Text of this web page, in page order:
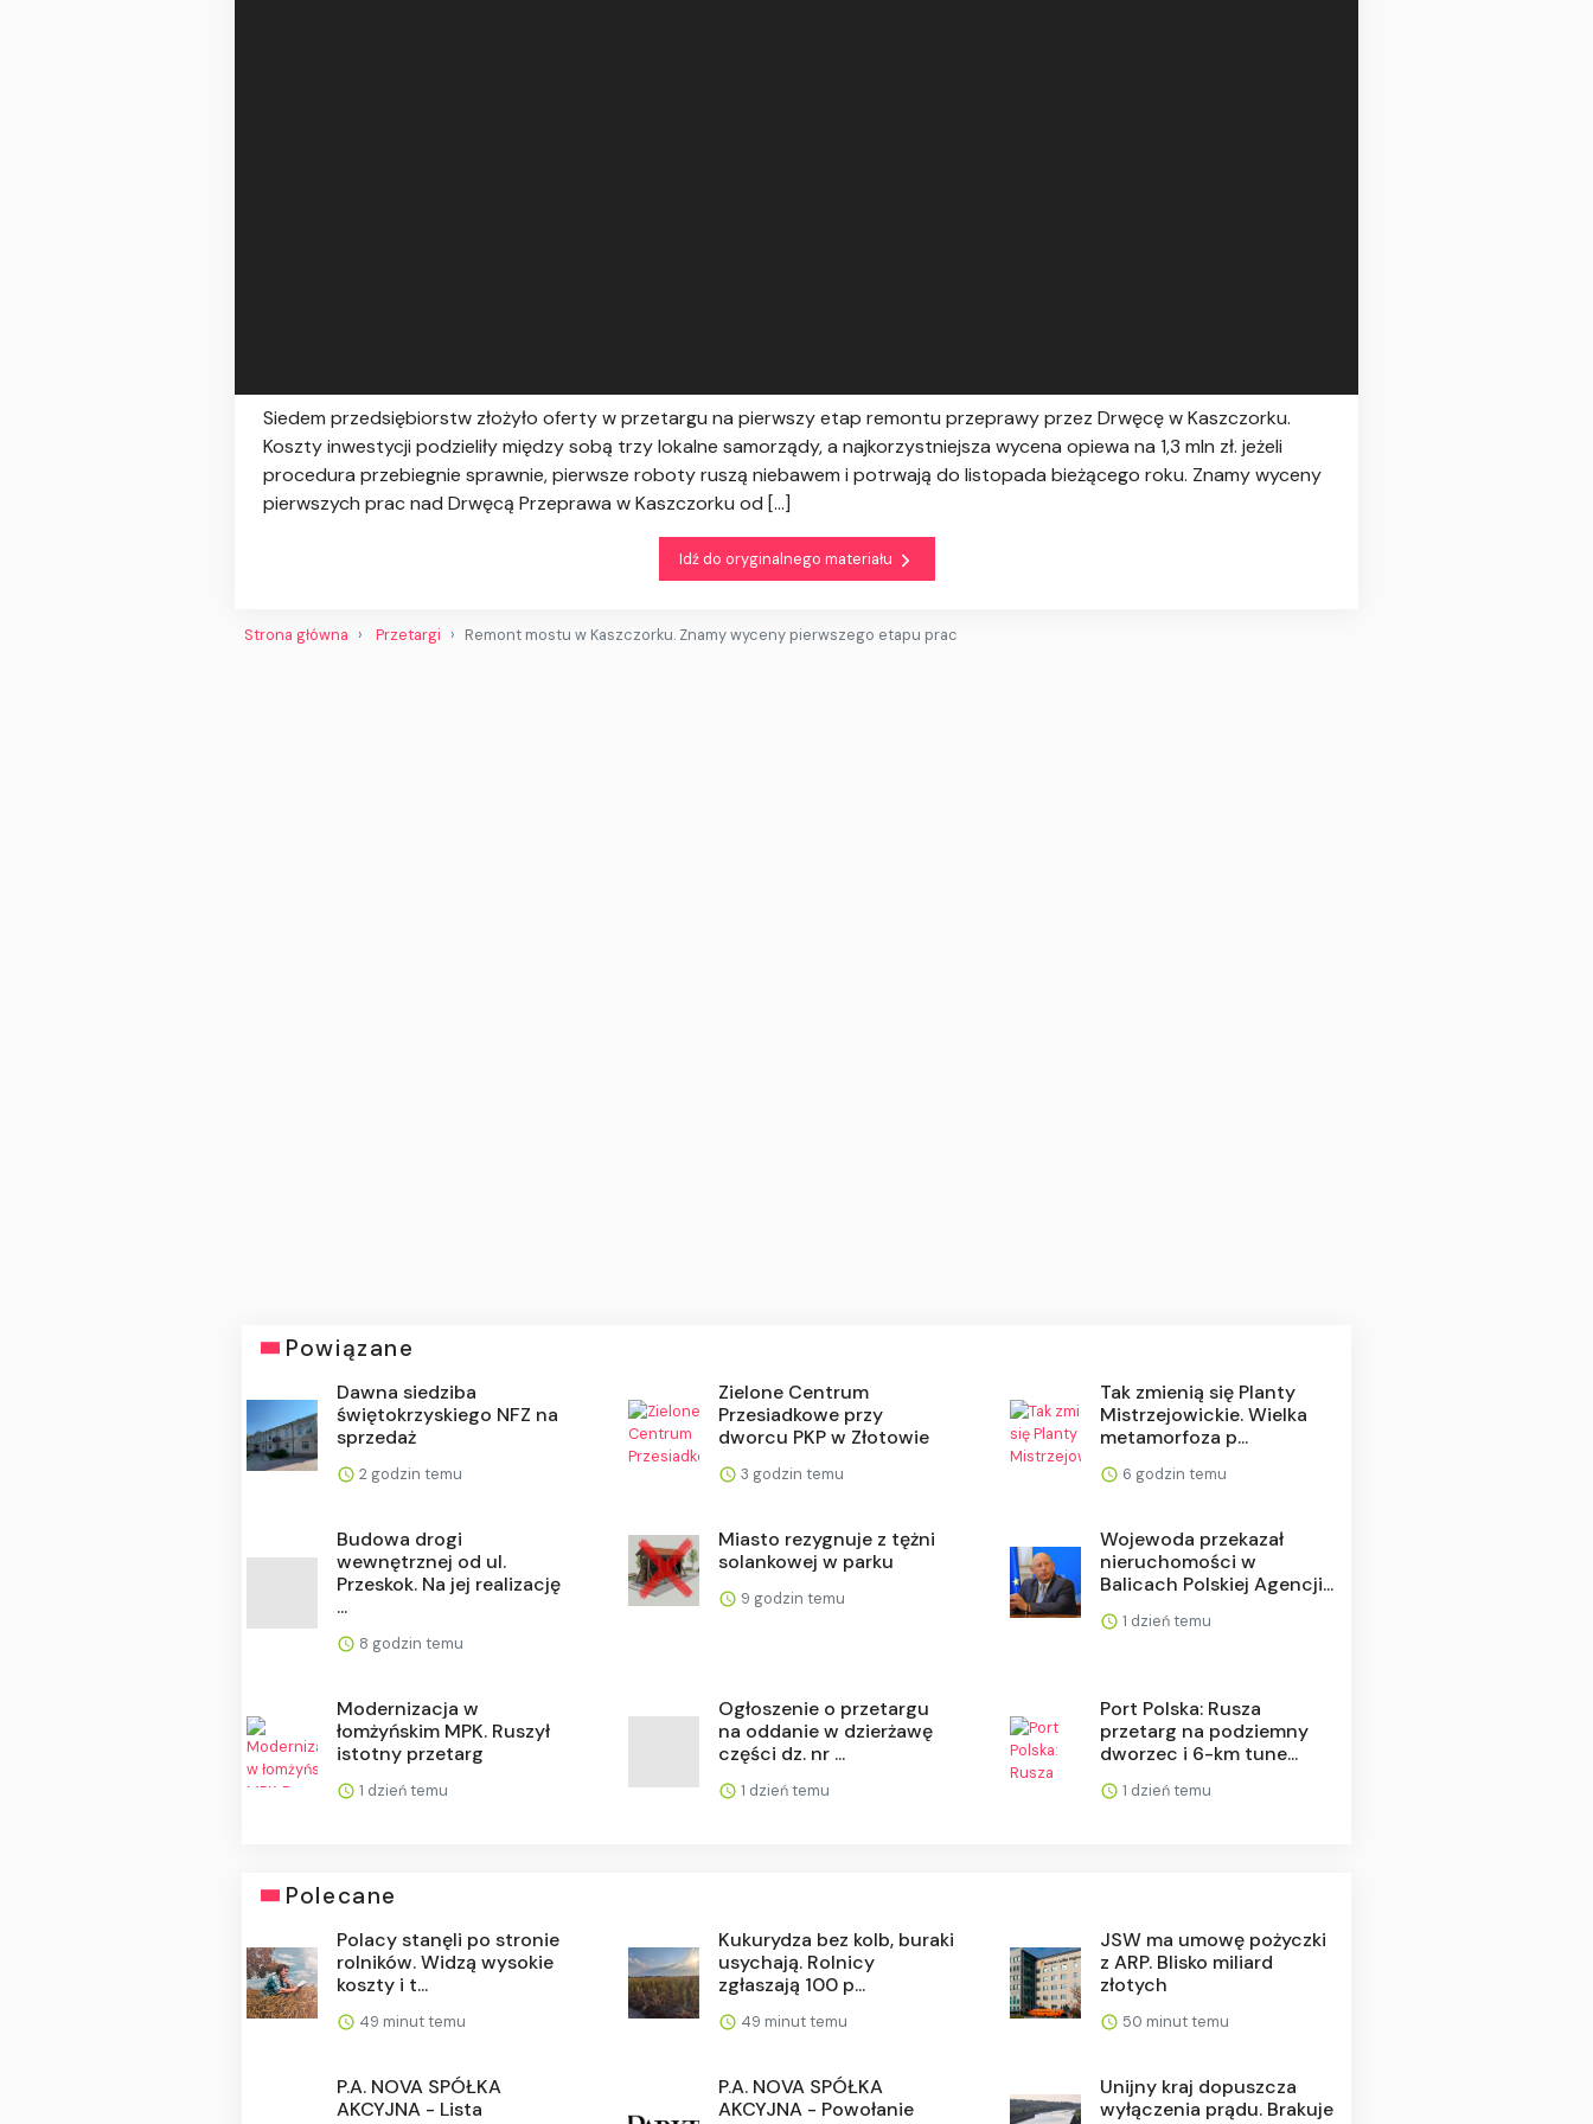
Siedem przedsiębiorstw złożyło oferty w przetargu na pierwszy etap remontu przeprawy przez Drwęcę w Kaszczorku.
Koszty inwestycji podzieliły między sobą trzy lokalne samorządy, a najkorzystniejsza wycena opiewa na 1,3 mln zł. jeżeli
procedura przebiegnie sprawnie, pierwsze roboty ruszą niebawem i potrwają do listopada bieżącego roku. Znamy wyceny
pierwszych prac nad Drwęcą Przeprawa w Kaszczorku od […]
Idź do oryginalnego materiału
Strona główna Przetargi Remont mostu w Kaszczorku. Znamy wyceny pierwszego etapu prac
Powiązane
Dawna siedziba
świętokrzyskiego NFZ na
sprzedaż
2 godzin temu
Zielone Centrum
Przesiadkowe przy
dworcu PKP w Złotowie
3 godzin temu
Tak zmienią się Planty
Mistrzejowickie. Wielka
metamorfoza p...
6 godzin temu
Budowa drogi
wewnętrznej od ul.
Przeskok. Na jej realizację
...
8 godzin temu
Miasto rezygnuje z tężni
solankowej w parku
9 godzin temu
Wojewoda przekazał
nieruchomości w
Balicach Polskiej Agencji...
1 dzień temu
Modernizacja w
łomżyńskim MPK. Ruszył
istotny przetarg
1 dzień temu
Ogłoszenie o przetargu
na oddanie w dzierżawę
części dz. nr ...
1 dzień temu
Port Polska: Rusza
przetarg na podziemny
dworzec i 6-km tune...
1 dzień temu
Polecane
Polacy stanęli po stronie
rolników. Widzą wysokie
koszty i t...
49 minut temu
Kukurydza bez kolb, buraki
usychają. Rolnicy
zgłaszają 100 p...
49 minut temu
JSW ma umowę pożyczki
z ARP. Blisko miliard
złotych
50 minut temu
P.A. NOVA SPÓŁKA
AKCYJNA - Lista
P.A. NOVA SPÓŁKA
AKCYJNA - Powołanie
Unijny kraj dopuszcza
wyłączenia prądu. Brakuje